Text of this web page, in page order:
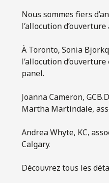
Nous sommes fiers
l’allocution d’ouverture
À Toronto, Sonia
l’allocution
panel.
Joanna Cameron,
Martha Martindale,
Andrea Whyte, KC,
Calgary.
Découvrez tous les